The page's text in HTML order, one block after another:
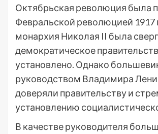
Октябрьская революция была
Февральской революцией 1917
монархия Николая II была
демократическое
установлено. Однако
руководством Владимира
доверяли правительству и
установлению
В качестве руководителя